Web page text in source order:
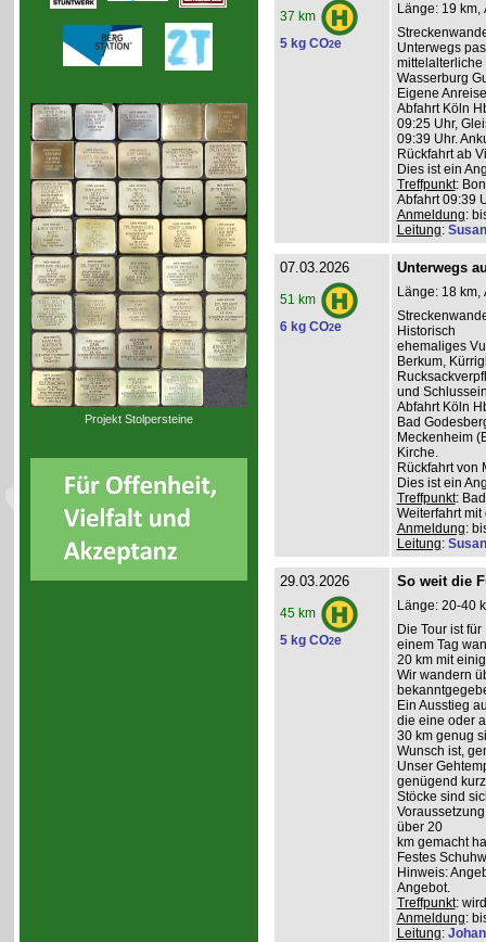
Projekt Stolpersteine
37 km
5 kg CO2e
Länge: 19 km,
Unterwegs
mittelalterliche
Wasserburg
Eigene
Abfahrt Köln
09:25 Uhr,
09:39 Uhr.
Rückfahrt ab
Dies ist ein
Treffpunkt:
Abfahrt 09:39
Anmeldung:
Leitung:
07.03.2026
51 km
6 kg CO2e
Unterwegs
Länge: 18 km,
Historisch
ehemaliges
Berkum,
und
Abfahrt Köln
Bad
Meckenheim
Kirche.
Rückfahrt von
Dies ist ein
Treffpunkt:
Weiterfahrt
Anmeldung:
Leitung:
29.03.2026
45 km
5 kg CO2e
So weit die
Länge: 20-40
Die Tour ist
einem Tag
20 km mit
Wir wandern
Ein Ausstieg
die eine oder
30 km genug
Wunsch ist,
Unser
genügend
Stöcke sind
über 20
km gemacht
Festes
Hinweis:
Angebot.
Treffpunkt:
Anmeldung:
Leitung: